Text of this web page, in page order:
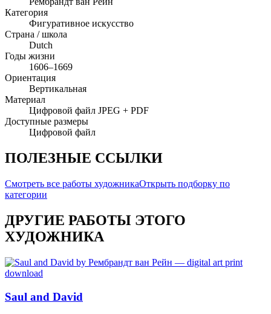
Категория
Фигуративное искусство
Страна / школа
Dutch
Годы жизни
1606–1669
Ориентация
Вертикальная
Материал
Цифровой файл JPEG + PDF
Доступные размеры
Цифровой файл
ПОЛЕЗНЫЕ ССЫЛКИ
Смотреть все работы художникаОткрыть подборку по
категории
ДРУГИЕ РАБОТЫ ЭТОГО
ХУДОЖНИКА
Saul and David